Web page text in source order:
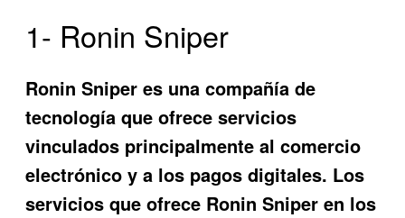
1- Ronin Sniper
Ronin Sniper es una compañía de
tecnología que ofrece servicios
vinculados principalmente al comercio
electrónico y a los pagos digitales. Los
servicios que ofrece Ronin Sniper en los